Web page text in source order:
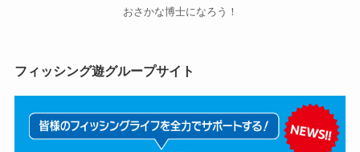
おさかな博士になろう！
フィッシング遊グループサイト